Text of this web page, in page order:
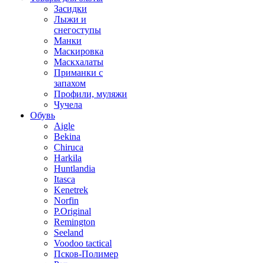
Засидки
Лыжи и
снегоступы
Манки
Маскировка
Маскхалаты
Приманки с
запахом
Профили, муляжи
Чучела
Обувь
Aigle
Bekina
Chiruсa
Harkila
Huntlandia
Itasca
Kenetrek
Norfin
P.Original
Remington
Seeland
Voodoo tactical
Псков-Полимер